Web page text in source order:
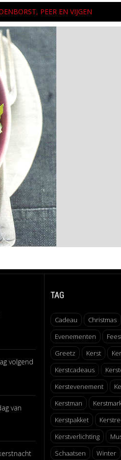
PEER EN VIJGEN
volgend
van
TAG
Cadeau Christmas
Evenementen
Greetz
Kerst
Kerstcadeaus
Kerstevenement
Kerstman
Kerstpakket
Kerstverlichting
Schaatsen
Winter